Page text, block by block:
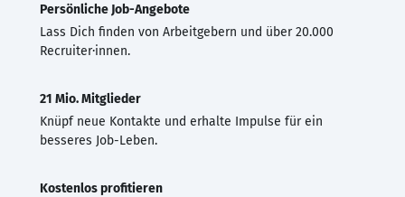
Persönliche Job-Angebote
Lass Dich finden von Arbeitgebern und über 20.000
Recruiter·innen.
21 Mio. Mitglieder
Knüpf neue Kontakte und erhalte Impulse für ein
besseres Job-Leben.
Kostenlos profitieren